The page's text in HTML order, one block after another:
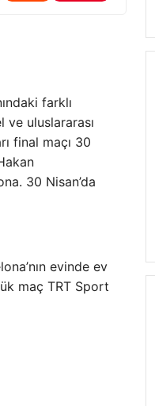
farklı
uluslararası
final maçı 30
30 Nisan’da
evinde ev
maç TRT Sport